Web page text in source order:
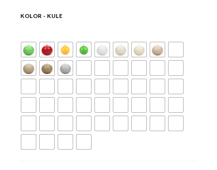
KOLOR - KULE